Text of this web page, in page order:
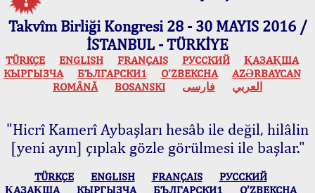
Takvîm Birliği Kongresi 28 - 30 MAYIS 2016 /
İSTANBUL - TÜRKİYE
TÜRKÇE ENGLISH FRANÇAIS РУССКИЙ
ҚАЗАҚША
КЫPГЫЗЧA
БЪЛГАРСКИ1 O’ZBEKCHA
AZӘRBAYCAN
ROMÂNĂ
BOSANSKI العربي فارسی
"Hicrî Kamerî Aybaşları hesâb ile değil, hilâlin
[yeni ayın] çıplak gözle görülmesi ile başlar."
TÜRKÇE ENGLISH FRANÇAIS
РУССКИЙ
ҚАЗАҚША
КЫPГЫЗЧA БЪЛГАРСКИ1 O’ZBEKCHA